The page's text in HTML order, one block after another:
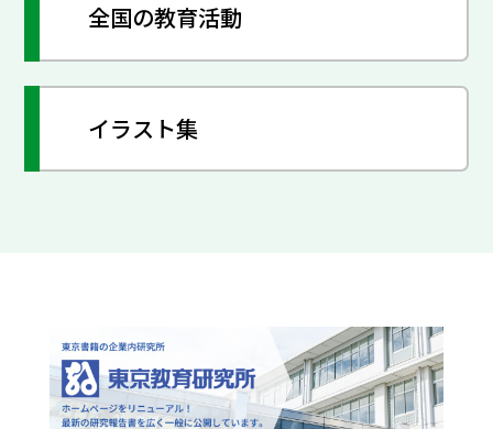
全国の教育活動
イラスト集